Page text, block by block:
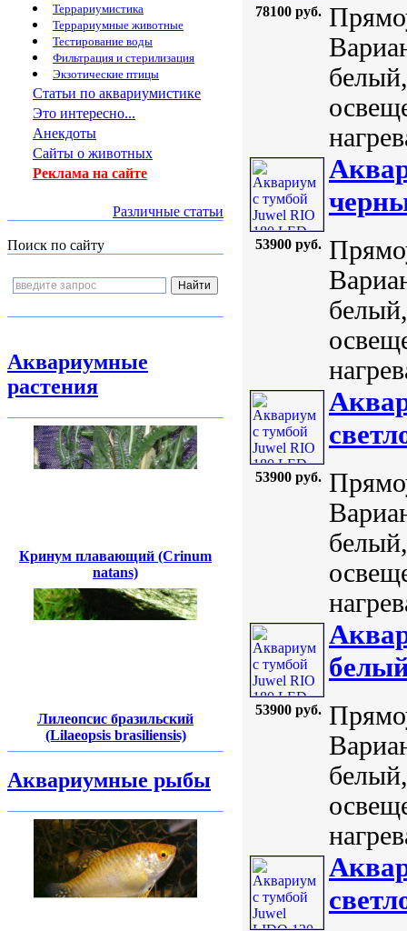
Террариумистика
Террариумные животные
Тестирование воды
Фильтрация и стерилизация
Экзотические птицы
Статьи по аквариумистике
Это интересно...
Анекдоты
Сайты о животных
Реклама на сайте
Различные статьи
Поиск по сайту
Аквариумные
растения
Кринум плавающий (Crinum
natans)
Лилеопсис бразильский
(Lilaeopsis brasiliensis)
Аквариумные рыбы
78100 руб.
53900 руб.
53900 руб.
53900 руб.